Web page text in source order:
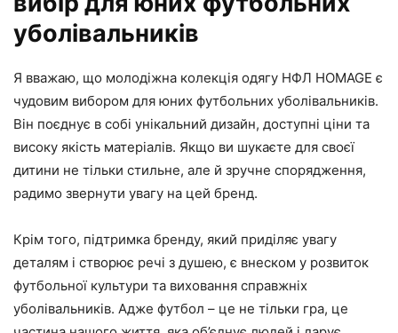
уболівальників
Я вважаю, що молодіжна колекція одягу НФЛ HOMAGE є
чудовим вибором для юних футбольних уболівальників.
Він поєднує в собі унікальний дизайн, доступні ціни та
високу якість матеріалів. Якщо ви шукаєте для своєї
дитини не тільки стильне, але й зручне спорядження,
радимо звернути увагу на цей бренд.
Крім того, підтримка бренду, який приділяє увагу
деталям і створює речі з душею, є внеском у розвиток
футбольної культури та виховання справжніх
уболівальників. Адже футбол – це не тільки гра, це